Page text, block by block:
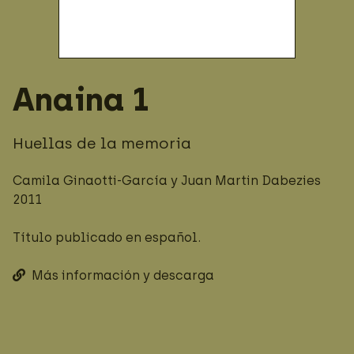
Anaina 1
Huellas de la memoria
Camila Ginaotti-García y Juan Martin Dabezies
2011
Título publicado en español.
Más información y descarga